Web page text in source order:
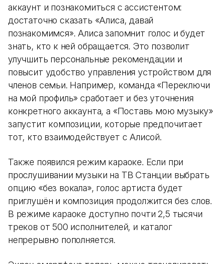
аккаунт и познакомиться с ассистентом:
достаточно сказать «Алиса, давай
познакомимся». Алиса запомнит голос и будет
знать, кто к ней обращается. Это позволит
улучшить персональные рекомендации и
повысит удобство управления устройством для
членов семьи. Например, команда «Переключи
на мой профиль» сработает и без уточнения
конкретного аккаунта, а «Поставь мою музыку»
запустит композиции, которые предпочитает
тот, кто взаимодействует с Алисой.
Также появился режим караоке. Если при
прослушивании музыки на ТВ Станции выбрать
опцию «без вокала», голос артиста будет
приглушён и композиция продолжится без слов.
В режиме караоке доступно почти 2,5 тысячи
треков от 500 исполнителей, и каталог
непрерывно пополняется.